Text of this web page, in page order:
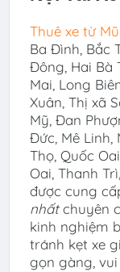
Thuê xe từ
Ba Đình, Bắc
Đông, Hai Bà
Mai, Long
Xuân, Thị xã
Mỹ, Đan
Đức, Mê Linh,
Thọ, Quốc
Oai, Thanh
được cung
nhấtchuyên
kinh nghiệm
tránh kẹt xe
gọn gàng,